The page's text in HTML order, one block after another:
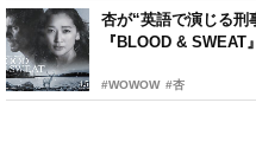
杏が“英語で演じる
『BLOOD & SWEAT』
#WOWOW #杏